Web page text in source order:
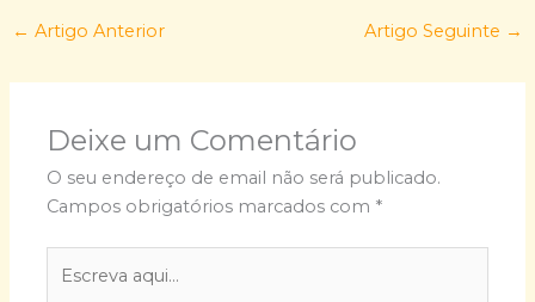
← Artigo Anterior Artigo Seguinte →
Deixe um Comentário
O seu endereço de email não será publicado.
Campos obrigatórios marcados com *
aqui...